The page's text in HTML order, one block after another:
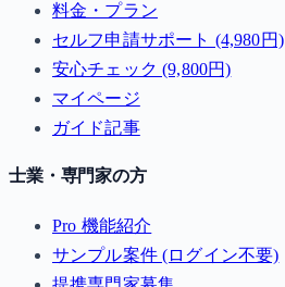
料金・プラン
セルフ申請サポート (4,980円)
安心チェック (9,800円)
マイページ
ガイド記事
士業・専門家の方
Pro 機能紹介
サンプル案件 (ログイン不要)